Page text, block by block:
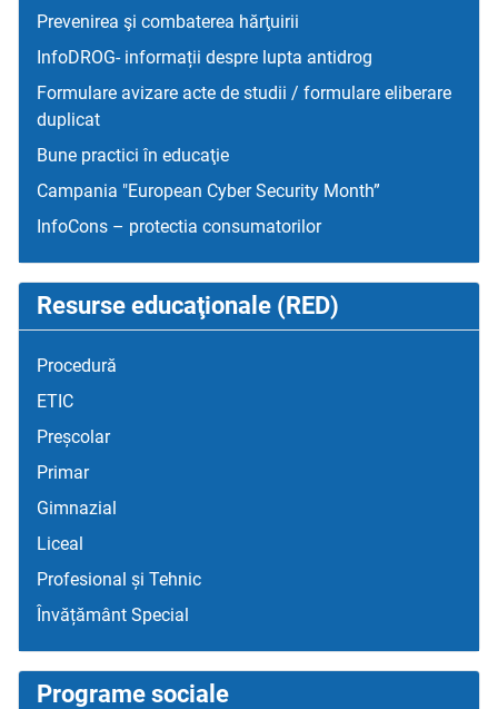
Prevenirea şi combaterea hărţuirii
InfoDROG- informații despre lupta antidrog
Formulare avizare acte de studii / formulare eliberare
duplicat
Bune practici în educaţie
Campania "European Cyber Security Month”
InfoCons – protectia consumatorilor
Resurse educaţionale (RED)
Procedură
ETIC
Preșcolar
Primar
Gimnazial
Liceal
Profesional și Tehnic
Învățământ Special
Programe sociale